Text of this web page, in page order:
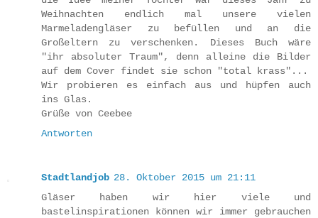
Weihnachten endlich mal unsere vielen
Marmeladengläser zu befüllen und an die
Großeltern zu verschenken. Dieses Buch wäre
"ihr absoluter Traum", denn alleine die Bilder
auf dem Cover findet sie schon "total krass"...
Wir probieren es einfach aus und hüpfen auch
ins Glas.
Grüße von Ceebee
Antworten
Stadtlandjob 28. Oktober 2015 um 21:11
Gläser haben wir hier viele und
bastelinspirationen können wir immer gebrauchen